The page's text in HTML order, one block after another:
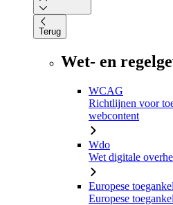
Terug
Wet- en
WCAG
Richtlijnen voor
webcontent
Wdo
Wet digitale
Europese
Europese